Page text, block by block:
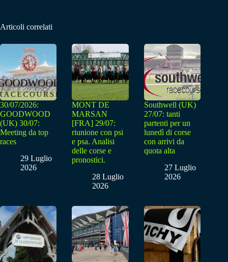
Articoli correlati
30/07/2026:
GOODWOOD
(UK) 30/07:
Meeting da top
races
29 Luglio
2026
MONT DE
MARSAN
[FRA] 29/07:
riunione con psi
e psa. Analisi
delle corse e
pronostici.
28 Luglio
2026
Southwell (UK)
27/07: tanti
partenti per un
lunedì di corse
con arrivi da
quota alta
27 Luglio
2026